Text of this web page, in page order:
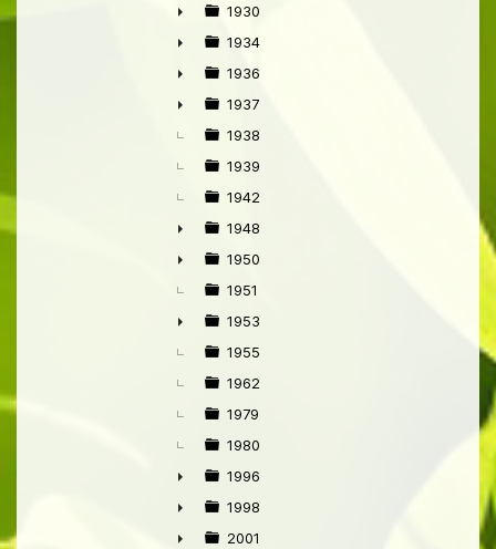
►
►
1930
►
1934
►
1936
►
1937
1938
1939
1942
►
1948
►
1950
1951
►
1953
1955
1962
1979
1980
►
1996
►
1998
2001